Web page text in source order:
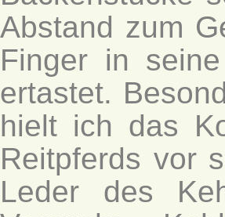
Abstand zum
Finger in
ertastet.
hielt ich das
Reitpferds vor
Leder des